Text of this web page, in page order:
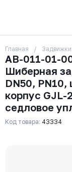
О компании
Контакты
Бренды
Отзывы
Сотрудники
Вакансии
Доставка
Оплата
Главная Задвижки
AB-011-01-
Шиберная
DN50,
корпус GJL-
седловое
Код товара: 43334